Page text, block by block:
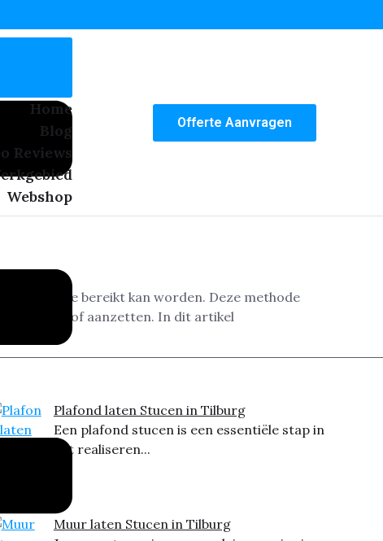
Home
Blog
Reviews
Webshop
Offerte Aanvragen
die ermee bereikt kan worden. Deze methode
strepen of aanzetten. In dit artikel
Plafond laten Stucen in Tilburg
Een plafond stucen is een essentiële stap in
het realiseren...
Muur laten Stucen in Tilburg